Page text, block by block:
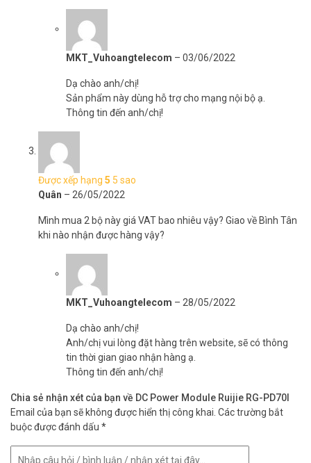
MKT_Vuhoangtelecom – 03/06/2022
Dạ chào anh/chị!
Sản phẩm này dùng hỗ trợ cho mạng nội bộ ạ.
Thông tin đến anh/chị!
Được xếp hạng 5 5 sao
Quân – 26/05/2022
Mình mua 2 bộ này giá VAT bao nhiêu vậy? Giao về Bình Tân
khi nào nhận được hàng vậy?
MKT_Vuhoangtelecom – 28/05/2022
Dạ chào anh/chị!
Anh/chị vui lòng đặt hàng trên website, sẽ có thông
tin thời gian giao nhận hàng ạ.
Thông tin đến anh/chị!
Chia sẻ nhận xét của bạn về DC Power Module Ruijie RG-PD70I
Email của bạn sẽ không được hiển thị công khai. Các trường bắt
buộc được đánh dấu *